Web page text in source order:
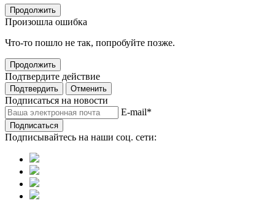
Продолжить
Произошла ошибка
Что-то пошло не так, попробуйте позже.
Продолжить
Подтвердите действие
Подтвердить Отменить
Подписаться на новости
E-mail*
Подписаться
Подписывайтесь на наши соц. сети: